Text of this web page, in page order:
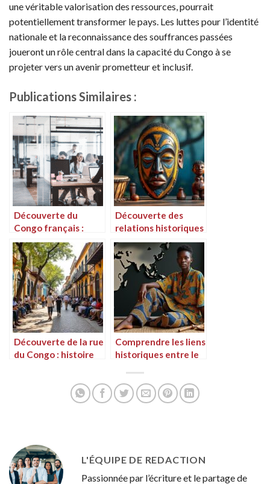
une véritable valorisation des ressources, pourrait
potentiellement transformer le pays. Les luttes pour l’identité
nationale et la reconnaissance des souffrances passées
joueront un rôle central dans la capacité du Congo à se
projeter vers un avenir prometteur et inclusif.
Publications Similaires :
Découverte du
Congo français :
entre culture et
histoire
Découverte des
relations historiques
entre le Congo et le
Gabon
Découverte de la rue
du Congo : histoire
Comprendre les liens
historiques entre le
L'ÉQUIPE DE REDACTION
Passionnée par l’écriture et le partage de